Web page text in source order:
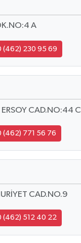
A
(462) 230 95 69
CAD.NO:44 C
(462) 771 56 76
CAD.NO.9
(462) 512 40 22